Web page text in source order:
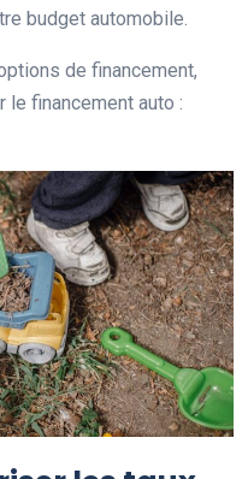
budget automobile.
de financement,
financement auto :